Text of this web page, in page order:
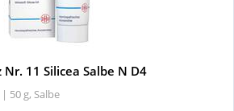
Nr. 11 Silicea Salbe N D4
| 50 g, Salbe